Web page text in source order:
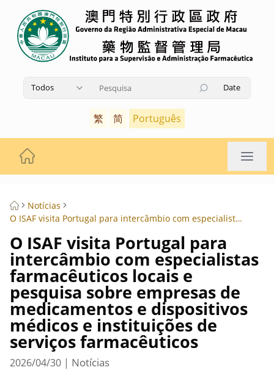
Todos
Date
繁 简 Português
Notícias
O ISAF visita Portugal para intercâmbio com especialistas farmacêuticos locais e pesquisa sobre empresas de medicamentos e dispositivos médicos e instituições de serviços farmacêuticos
O ISAF visita Portugal para
intercâmbio com especialistas
farmacêuticos locais e
pesquisa sobre empresas de
medicamentos e dispositivos
médicos e instituições de
serviços farmacêuticos
2026/04/30 | Notícias